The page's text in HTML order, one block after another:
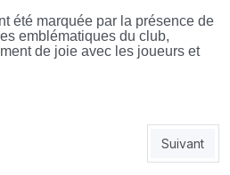
été marquée par la présence de
emblématiques du club,
de joie avec les joueurs et
USMA : finir la saison sur une bonne
Article
Suivant